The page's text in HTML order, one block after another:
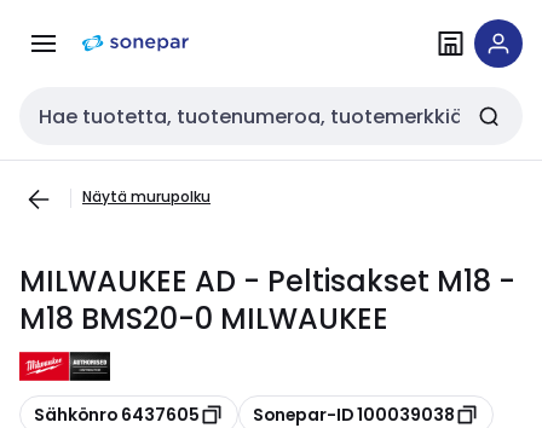
navigointiinsisältöön
Haku
Näytä murupolku
MILWAUKEE AD - Peltisakset M18 -
M18 BMS20-0 MILWAUKEE
Kopioi
Sähkönro 6437605 Kopioi
Sonepar-ID 100039038